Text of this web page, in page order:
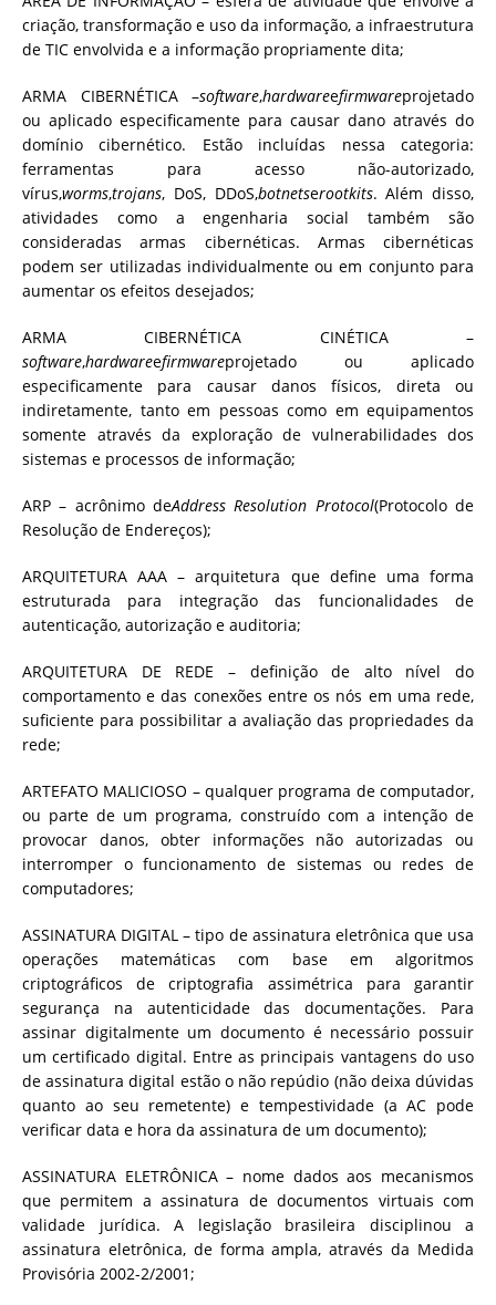
criação, transformação e uso da informação, a infraestrutura
de TIC envolvida e a informação propriamente dita;
ARMA CIBERNÉTICA –software,hardwareefirmwareprojetado
ou aplicado especificamente para causar dano através do
domínio cibernético. Estão incluídas nessa categoria:
ferramentas para acesso não-autorizado,
vírus,worms,trojans, DoS, DDoS,botnetserootkits. Além disso,
atividades como a engenharia social também são
consideradas armas cibernéticas. Armas cibernéticas
podem ser utilizadas individualmente ou em conjunto para
aumentar os efeitos desejados;
ARMA CIBERNÉTICA CINÉTICA –
software,hardwareefirmwareprojetado ou aplicado
especificamente para causar danos físicos, direta ou
indiretamente, tanto em pessoas como em equipamentos
somente através da exploração de vulnerabilidades dos
sistemas e processos de informação;
ARP – acrônimo deAddress Resolution Protocol(Protocolo de
Resolução de Endereços);
ARQUITETURA AAA – arquitetura que define uma forma
estruturada para integração das funcionalidades de
autenticação, autorização e auditoria;
ARQUITETURA DE REDE – definição de alto nível do
comportamento e das conexões entre os nós em uma rede,
suficiente para possibilitar a avaliação das propriedades da
rede;
ARTEFATO MALICIOSO – qualquer programa de computador,
ou parte de um programa, construído com a intenção de
provocar danos, obter informações não autorizadas ou
interromper o funcionamento de sistemas ou redes de
computadores;
ASSINATURA DIGITAL – tipo de assinatura eletrônica que usa
operações matemáticas com base em algoritmos
criptográficos de criptografia assimétrica para garantir
segurança na autenticidade das documentações. Para
assinar digitalmente um documento é necessário possuir
um certificado digital. Entre as principais vantagens do uso
de assinatura digital estão o não repúdio (não deixa dúvidas
quanto ao seu remetente) e tempestividade (a AC pode
verificar data e hora da assinatura de um documento);
ASSINATURA ELETRÔNICA – nome dados aos mecanismos
que permitem a assinatura de documentos virtuais com
validade jurídica. A legislação brasileira disciplinou a
assinatura eletrônica, de forma ampla, através da Medida
Provisória 2002-2/2001;